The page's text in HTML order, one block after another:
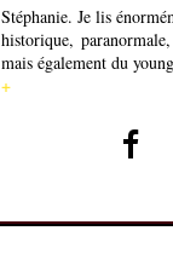
Stéphanie. Je lis
historique,
mais également du
+